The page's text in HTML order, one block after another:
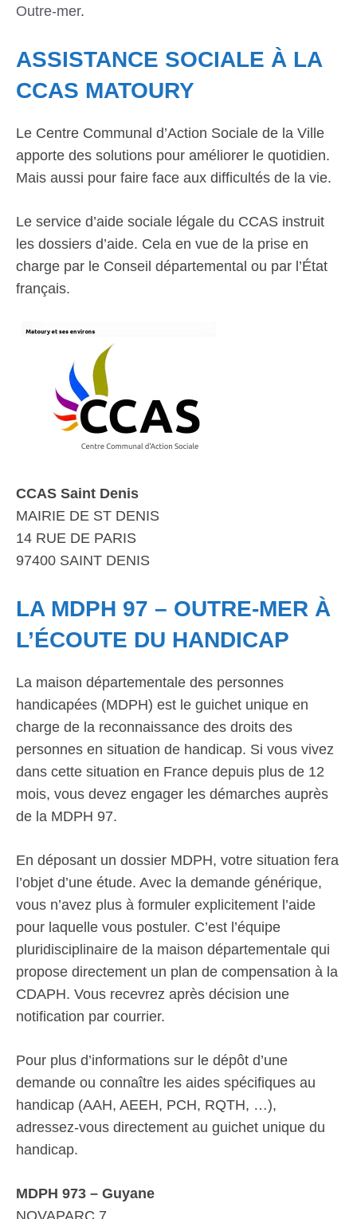
Outre-mer.
ASSISTANCE SOCIALE À LA
CCAS MATOURY
Le Centre Communal d’Action Sociale de la Ville
apporte des solutions pour améliorer le quotidien.
Mais aussi pour faire face aux difficultés de la vie.
Le service d’aide sociale légale du CCAS instruit
les dossiers d’aide. Cela en vue de la prise en
charge par le Conseil départemental ou par l’État
français.
CCAS Saint Denis
MAIRIE DE ST DENIS
14 RUE DE PARIS
97400 SAINT DENIS
LA MDPH 97 – OUTRE-MER À
L’ÉCOUTE DU HANDICAP
La maison départementale des personnes
handicapées (MDPH) est le guichet unique en
charge de la reconnaissance des droits des
personnes en situation de handicap. Si vous vivez
dans cette situation en France depuis plus de 12
mois, vous devez engager les démarches auprès
de la MDPH 97.
En déposant un dossier MDPH, votre situation fera
l’objet d’une étude. Avec la demande générique,
vous n’avez plus à formuler explicitement l’aide
pour laquelle vous postuler. C’est l’équipe
pluridisciplinaire de la maison départementale qui
propose directement un plan de compensation à la
CDAPH. Vous recevrez après décision une
notification par courrier.
Pour plus d’informations sur le dépôt d’une
demande ou connaître les aides spécifiques au
handicap (AAH, AEEH, PCH, RQTH, …),
adressez-vous directement au guichet unique du
handicap.
MDPH 973 – Guyane
NOVAPARC 7